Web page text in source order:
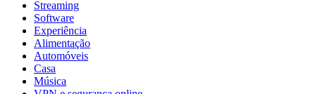
Streaming
Software
Experiência
Alimentação
Automóveis
Casa
Música